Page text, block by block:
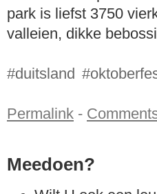
park is liefst 3750
valleien, dikke
#duitsland
Permalink -
Meedoen?